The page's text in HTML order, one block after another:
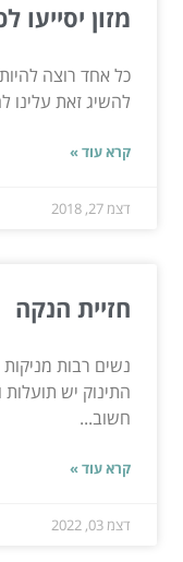
מזון יסייעו
כל אחד רוצה
להשיג זאת עלינו
קרא עוד »
דצמ 27, 2018
חזיית הנקה
נשים רבות
התינוק יש
חשוב...
קרא עוד »
דצמ 03, 2022